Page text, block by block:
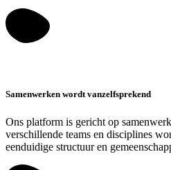
Samenwerken wordt vanzelfsprekend
Ons platform is gericht op
verschillende teams en disciplines
eenduidige structuur en